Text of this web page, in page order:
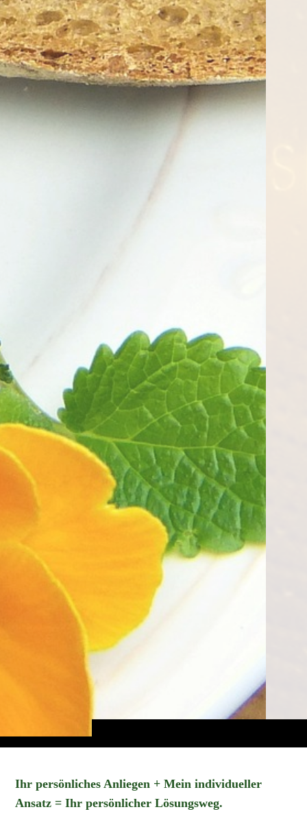
Ihr persönliches Anliegen + Mein individueller
Ansatz = Ihr persönlicher Lösungsweg.